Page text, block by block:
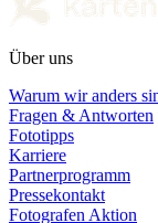
Über uns
Warum wir anders
Fragen & Antworten
Fototipps
Karriere
Partnerprogramm
Pressekontakt
Fotografen Aktion